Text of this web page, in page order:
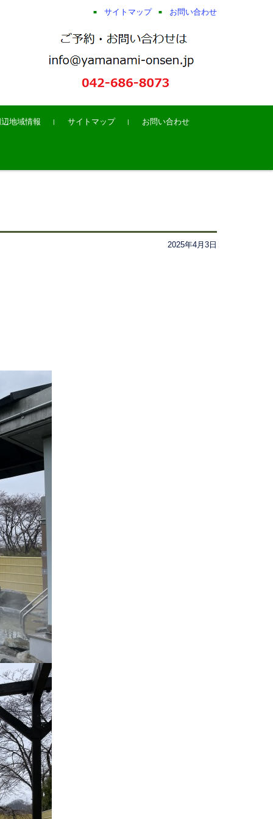
サイトマップ お問い合わせ
地域情報 サイトマップ お問い合わせ
2025年4月3日